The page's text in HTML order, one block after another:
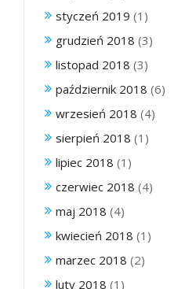
styczeń 2019 (1)
grudzień 2018 (3)
listopad 2018 (3)
październik 2018 (6)
wrzesień 2018 (4)
sierpień 2018 (1)
lipiec 2018 (1)
czerwiec 2018 (4)
maj 2018 (4)
kwiecień 2018 (1)
marzec 2018 (2)
luty 2018 (1)